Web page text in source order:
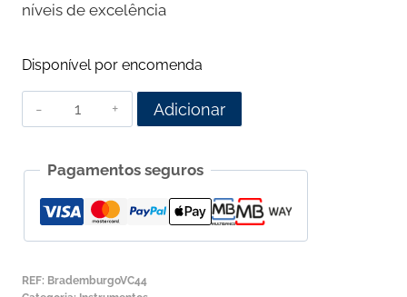
níveis de excelência
Disponível por encomenda
Quantidade
de
Brandemburgo
by
Mateus
Adicionar
Pagamentos seguros
REF: BrademburgoVC44